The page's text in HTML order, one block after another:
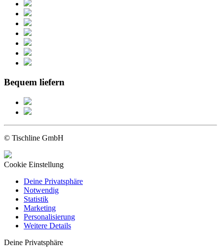
Bequem liefern
© Tischline GmbH
Cookie Einstellung
Deine Privatsphäre
Notwendig
Statistik
Marketing
Personalisierung
Weitere Details
Deine Privatsphäre